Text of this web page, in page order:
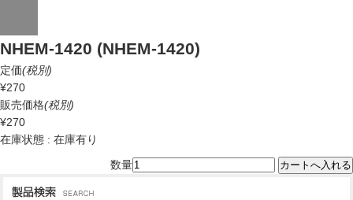
NHEM-1420 (NHEM-1420)
定価(税別)
¥270
販売価格(税別)
¥270
在庫状態 : 在庫有り
数量